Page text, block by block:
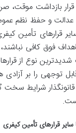
بازداشت موقت،
عدالت و حفظ نظم
قرارهای تأمین
فوق کافی
نوع از
توجهی را بر
شرایط سخت
قرارهای تأمین کیفری